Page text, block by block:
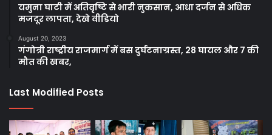
यमुना घाटी में अतिवृष्टि से भारी नुकसान, आधा दर्जन से अधिक
मजदूर लापता, देखे वीडियो
August 20, 2023
गंगोत्री राष्ट्रीय राजमार्ग में बस दुर्घटनाग्रस्त, 28 घायल और 7 की
मौत की खबर,
Last Modified Posts